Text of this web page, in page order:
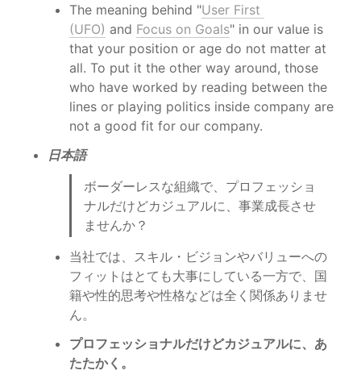
The meaning behind "User First
(UFO) and Focus on Goals" in our value is
that your position or age do not matter at
all. To put it the other way around, those
who have worked by reading between the
lines or playing politics inside company are
not a good fit for our company.
日本語
ボーダーレスな組織で、プロフェッショ
ナルだけどカジュアルに、事業成長させ
ませんか？
当社では、スキル・ビジョンやバリューへの
フィットはとても大事にしている一方で、国
籍や性的思考や性格などは全く関係ありませ
ん。
プロフェッショナルだけどカジュアルに、あ
たたかく。